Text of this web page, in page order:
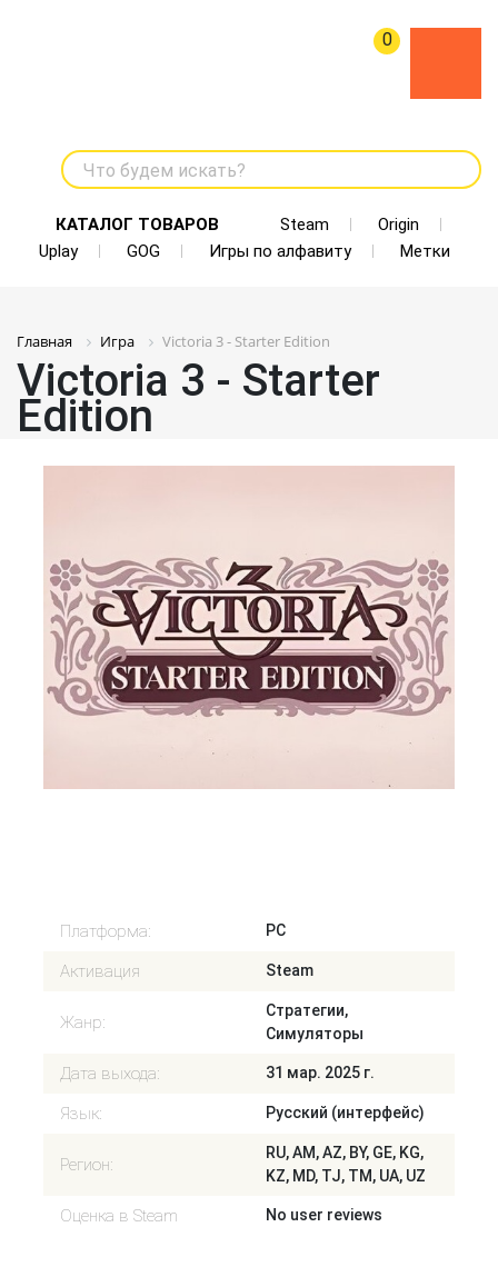
0
Что будем искать?
КАТАЛОГ ТОВАРОВ Steam
Origin
Uplay
GOG Игры по алфавиту Метки
Главная Игра Victoria 3 - Starter Edition
Victoria 3 - Starter
Edition
Платформа: PC
Активация Steam
Жанр:
Стратегии,
Симуляторы
Дата выхода: 31 мар. 2025 г.
Язык: Русский (интерфейс)
Регион:
RU, AM, AZ, BY, GE, KG,
KZ, MD, TJ, TM, UA, UZ
Оценка в Steam No user reviews